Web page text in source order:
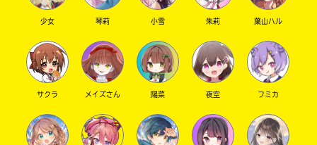
少女 琴莉 小雪 朱莉 葉山ハル
サクラ メイズさん 陽菜 夜空 フミカ